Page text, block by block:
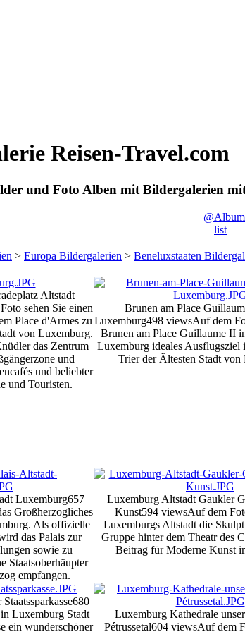
Reisen-Travel.com
und Foto Alben mit Bildergalerien
@Album
list
> Europa Bildergalerien > Beneluxstaaten
Altstadt
sehen Sie einen
Place d'Armes zu
von Luxemburg.
das Zentrum
und
und beliebter
und Touristen.
Brunen am Place
Luxemburg498 viewsAuf dem
Brunen am Place Guillaume II
Luxemburg ideales Ausflugsziel
Trier der Ältesten Stadt von
Luxemburg657
Großherzogliches
Als offizielle
das Palais zur
sowie zu
Staatsoberhäupter
empfangen.
Luxemburg Altstadt Gaukler
Kunst594 viewsAuf dem
Luxemburgs Altstadt die
Gruppe hinter dem Theatr des
Beitrag für Moderne Kunst
680
Luxemburg Stadt
ein wunderschöner
Luxemburg Kathedrale
Pétrussetal604 viewsAuf dem